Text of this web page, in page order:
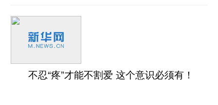
不忍“疼”才能不割爱 这个意识必须有！